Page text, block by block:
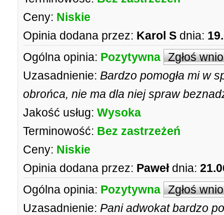
Ceny: Niskie
Opinia dodana przez: Karol S dnia:
Ogólna opinia: Pozytywna Zgłoś
Uzasadnienie: Bardzo pomogła mi w
obrońca, nie ma dla niej spraw
Jakość usług: Wysoka
Terminowość: Bez zastrzeżeń
Ceny: Niskie
Opinia dodana przez: Paweł dnia:
Ogólna opinia: Pozytywna Zgłoś
Uzasadnienie: Pani adwokat bardzo